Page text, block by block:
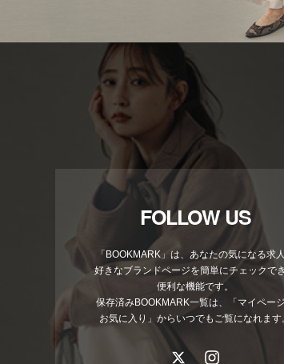
FOLLOW US
「BOOKMARK」は、あなたの気になる求
好きなブランドページを簡単にチェックで
便利な機能です。
保存済みBOOKMARK一覧は、「マイペー
お気に入り」からいつでもご覧になれます